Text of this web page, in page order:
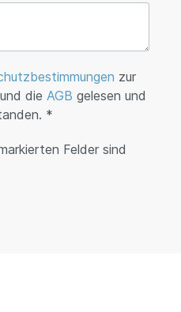
zur
die AGB gelesen und
*
Felder sind